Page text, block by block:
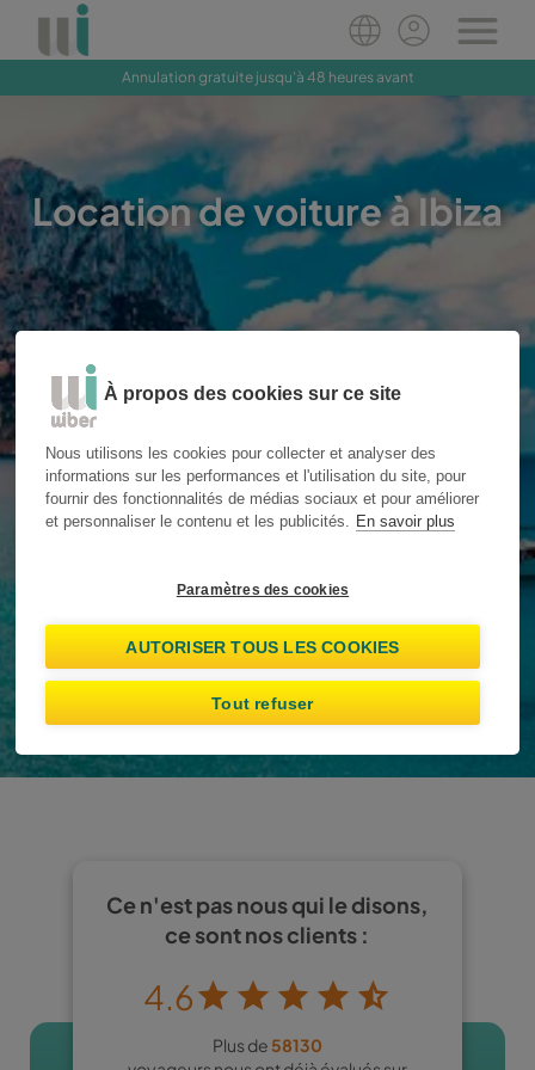
Annulation gratuite jusqu'à 48 heures avant
Réservez maintenant
Prise en
charge
Restitution
Location de voiture à Ibiza
Ce n'est pas nous qui le disons,
ce sont nos clients :
4.6
Plus de 58130
À propos des cookies sur ce site
Nous utilisons les cookies pour collecter et analyser des
informations sur les performances et l'utilisation du site, pour
fournir des fonctionnalités de médias sociaux et pour améliorer
et personnaliser le contenu et les publicités.
En savoir plus
Paramètres des cookies
AUTORISER TOUS LES COOKIES
Tout refuser